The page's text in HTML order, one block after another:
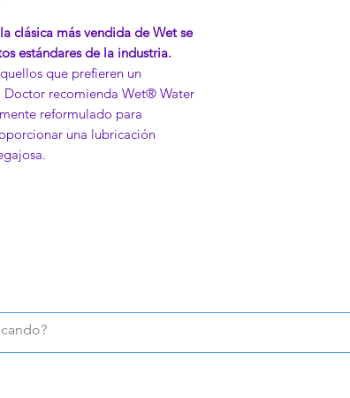
clásica más vendida de Wet se
estándares de la industria.
que prefieren un
Doctor recomienda Wet® Water
reformulado para
una lubricación